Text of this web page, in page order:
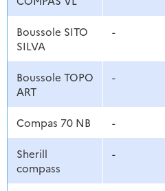
Boussole SITO
SILVA
-
Boussole TOPO
ART
-
Compas 70 NB -
Sherill
compass
-